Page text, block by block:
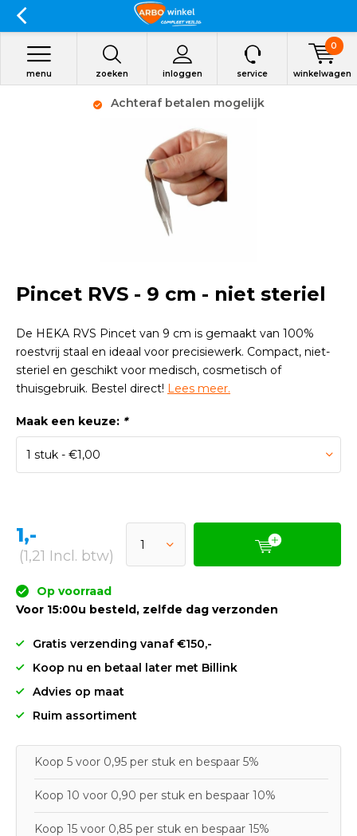
zoeken inloggen
menu service winkelwagen
0
Achteraf betalen mogelijk
Pincet RVS - 9 cm - niet steriel
De HEKA RVS Pincet van 9 cm is gemaakt van 100%
roestvrij staal en ideaal voor precisiewerk. Compact, niet-
steriel en geschikt voor medisch, cosmetisch of
thuisgebruik. Bestel direct! Lees meer.
Maak een keuze: *
1,-
(1,21 Incl. btw)
Op voorraad
Voor 15:00u besteld, zelfde dag verzonden
Gratis verzending vanaf €150,-
Koop nu en betaal later met Billink
Advies op maat
Ruim assortiment
Koop 5 voor 0,95 per stuk en bespaar 5%
Koop 10 voor 0,90 per stuk en bespaar 10%
Koop 15 voor 0,85 per stuk en bespaar 15%